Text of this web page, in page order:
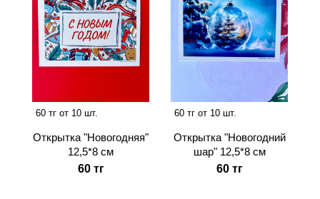
60 тг от 10 шт.
Открытка "Новогодняя"
12,5*8 см
60 тг
60 тг от 10 шт.
Открытка "Новогодний
шар" 12,5*8 см
60 тг